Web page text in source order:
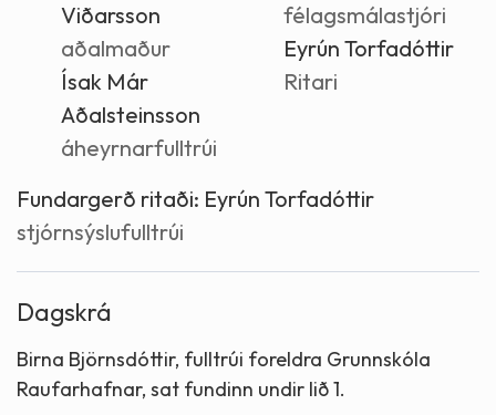
Viðarsson
aðalmaður
Ísak Már
Aðalsteinsson
áheyrnarfulltrúi
félagsmálastjóri
Eyrún Torfadóttir
Ritari
Fundargerð ritaði: Eyrún Torfadóttir
stjórnsýslufulltrúi
Dagskrá
Birna Björnsdóttir, fulltrúi foreldra Grunnskóla
Raufarhafnar, sat fundinn undir lið 1.